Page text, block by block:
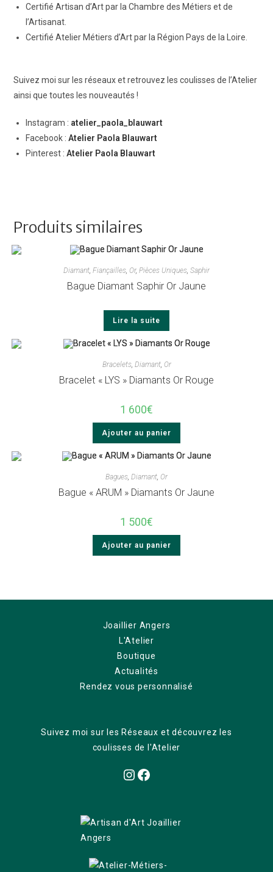
Certifié Artisan d’Art par la Chambre des Métiers et de
l’Artisanat.
Certifié Atelier Métiers d’Art par la Région Pays de la Loire.
Suivez moi sur les réseaux et retrouvez les coulisses de l’Atelier
ainsi que toutes les nouveautés !
Instagram : atelier_paola_blauwart
Facebook :Atelier Paola Blauwart
Pinterest :Atelier Paola Blauwart
Produits similaires
Diamant, Fiançailles, Or, Pièces Uniques, Saphir
Bague Diamant Saphir Or Jaune
Lire la suite
Bracelets, Diamant, Or
Bracelet « LYS » Diamants Or Rouge
1 600€
Ajouter au panier
Bagues, Diamant, Or
Bague « ARUM » Diamants Or Jaune
1 500€
Ajouter au panier
Joaillier Angers
L'Atelier
Boutique
Actualités
Rendez vous personnalisé
Suivez moi sur les Réseaux et découvrez les
coulisses de l'Atelier
Instagram
Facebook